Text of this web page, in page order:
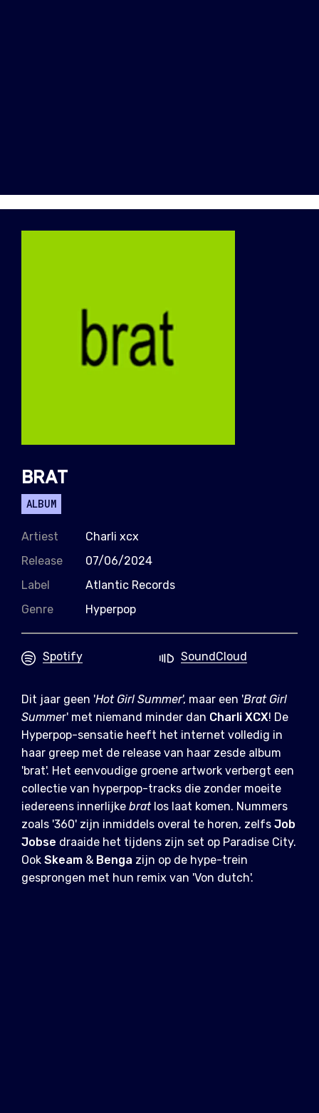
BRAT
ALBUM
Artiest
Charli xcx
Release
07/06/2024
Label
Atlantic Records
Genre
Hyperpop
Spotify SoundCloud
Dit jaar geen 'Hot Girl Summer', maar een 'Brat Girl
Summer' met niemand minder dan Charli XCX! De
Hyperpop-sensatie heeft het internet volledig in
haar greep met de release van haar zesde album
'brat'. Het eenvoudige groene artwork verbergt een
collectie van hyperpop-tracks die zonder moeite
iedereens innerlijke bratlos laat komen. Nummers
zoals '360' zijn inmiddels overal te horen, zelfs Job
Jobse draaide het tijdens zijn set op Paradise City.
Ook Skeam & Benga zijn op de hype-trein
gesprongen met hun remix van 'Von dutch'.